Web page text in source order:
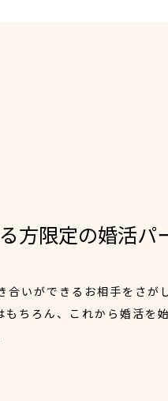
方限定の婚活パ
いができるお相手をさが
ちろん、これから婚活を